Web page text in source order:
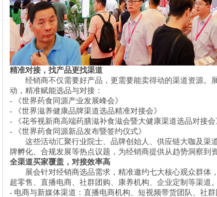
精准对接，找产品更找渠道
经销商不仅需要好产品，更需要能卖得动的渠道资源。
动，精准赋能选品与对接：
- 《世界药食同源产业发展峰会》
- 《世界滋养健康品牌渠道选品精准对接会》
- 《花爷视新商高端药膳滋补食滋会暨大健康渠道选品对接会
- 《世界药食同源新品发布暨签约仪式》
这些活动汇聚行业院士、品牌创始人、供应链大咖及渠
牌孵化、合规发展等热点议题，为经销商提供从趋势洞察到
全渠道买家覆盖，对接效率高
展会针对经销商选品需求，精准邀约七大核心观众群体
超零售、直播电商、社群团购、康养机构、企业定制等渠道
- 电商与新媒体渠道：直播电商机构、短视频带货团队、社